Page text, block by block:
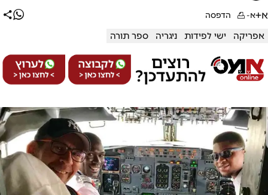
א+א- הדפסה
אפריקה ישי לפידות ניגריה ספר תורה